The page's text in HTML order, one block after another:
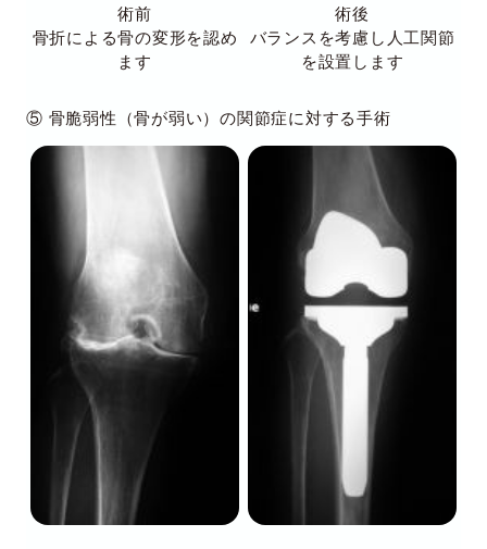
術前
骨折による骨の変形を認め
ます
術後
バランスを考慮し人工関節
を設置します
⑤ 骨脆弱性（骨が弱い）の関節症に対する手術